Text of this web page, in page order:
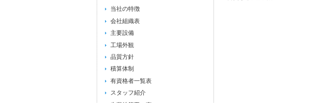
当社の特徴
会社組織表
主要設備
工場外観
品質方針
積算体制
有資格者一覧表
スタッフ紹介